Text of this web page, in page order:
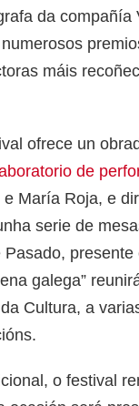
da compañía
máis
ofrece un
de
e María Roja, e
serie de
Pasado, presente
galega”
Cultura, a
o festival